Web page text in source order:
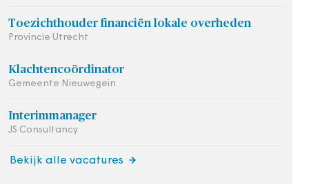
Toezichthouder financiën lokale overheden
Provincie Utrecht
Klachtencoördinator
Gemeente Nieuwegein
Interimmanager
JS Consultancy
Bekijk alle vacatures